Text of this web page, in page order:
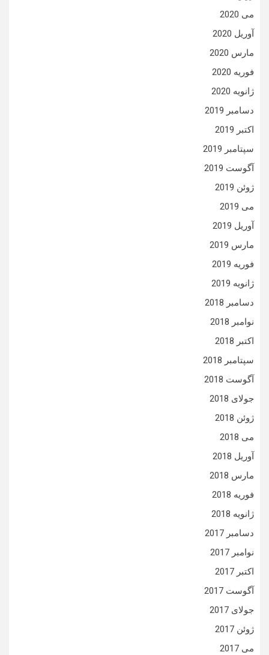
می 2020
آوریل 2020
مارس 2020
فوریه 2020
ژانویه 2020
دسامبر 2019
اکتبر 2019
سپتامبر 2019
آگوست 2019
ژوئن 2019
می 2019
آوریل 2019
مارس 2019
فوریه 2019
ژانویه 2019
دسامبر 2018
نوامبر 2018
اکتبر 2018
سپتامبر 2018
آگوست 2018
جولای 2018
ژوئن 2018
می 2018
آوریل 2018
مارس 2018
فوریه 2018
ژانویه 2018
دسامبر 2017
نوامبر 2017
اکتبر 2017
آگوست 2017
جولای 2017
ژوئن 2017
می 2017